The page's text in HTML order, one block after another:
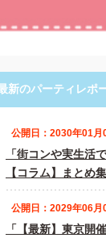
新のパーティレポ
公開日：2030年01月
「街コンや実生活
【コラム】まとめ
公開日：2029年06月
「【最新】東京開